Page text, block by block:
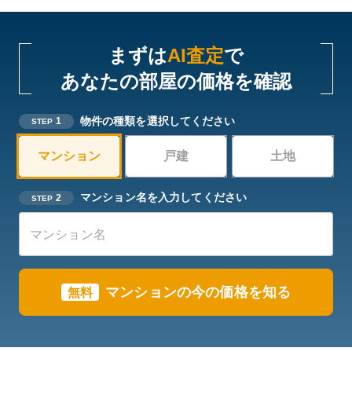
まずはAI査定で
あなたの部屋の価格を確認
STEP 1 物件の種類を選択してください
マンション 戸建 土地
STEP 2 マンション名を入力してください
無料 マンションの今の価格を知る